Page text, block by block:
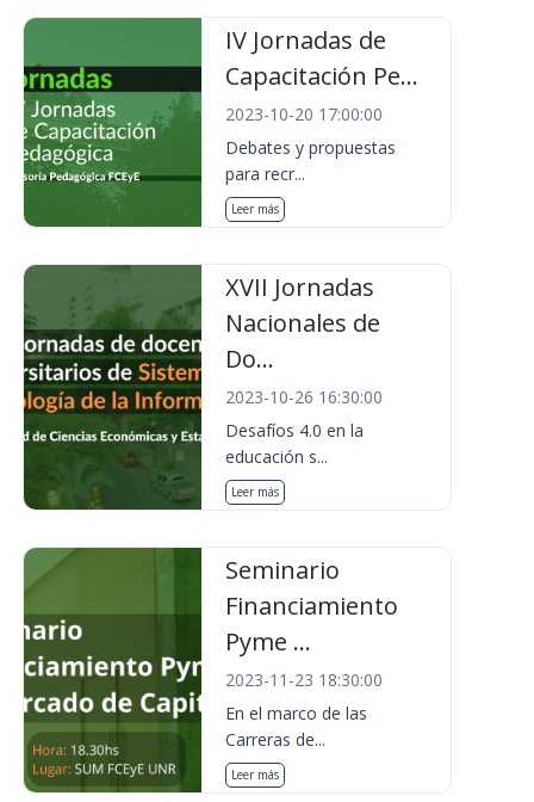
IV Jornadas de
Capacitación Pe...
2023-10-20 17:00:00
Debates y propuestas
para recr...
Leer más
XVII Jornadas
Nacionales de
Do...
2023-10-26 16:30:00
Desafíos 4.0 en la
educación s...
Leer más
Seminario
Financiamiento
Pyme ...
2023-11-23 18:30:00
En el marco de las
Carreras de...
Leer más